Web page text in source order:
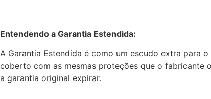
Entendendo a Garantia Estendida:
A Garantia Estendida é como um escudo extra para
coberto com as mesmas proteções que o fabricante
a garantia original expirar.